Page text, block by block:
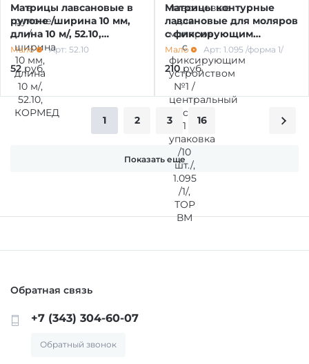
Матрицы лавсановые в
рулоне /ширина 10 мм,
длина 10 м/, 52.10,
КОРМЕД
Мало Арт: 52.10
52 руб.
Матрицы контурные
лавсановые для моляров
с фиксирующим
устройством №1 /
центральный выступ/, 1
упаковка /10 шт./, 1.095 /1/,
ТОР ВМ
Мало Арт: 1.095 /форма 1/
210 руб.
1 2 3 16
Показать еще
Обратная связь
+7 (343) 304-60-07
Обратный звонок